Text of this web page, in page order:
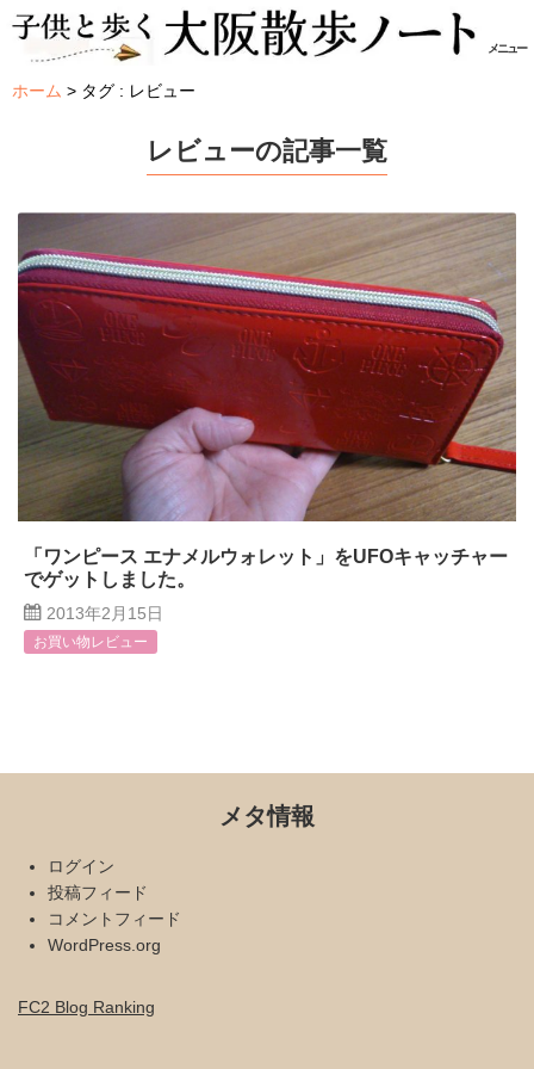
メニュー
ホーム タグ : レビュー
レビューの記事一覧
「ワンピース エナメルウォレット」をUFOキャッチャー
でゲットしました。
2013年2月15日
お買い物レビュー
メタ情報
ログイン
投稿フィード
コメントフィード
WordPress.org
FC2 Blog Ranking